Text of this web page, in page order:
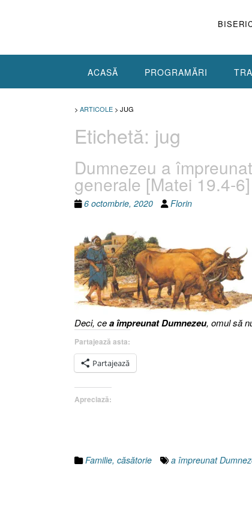
ACASĂ PROGRAMĂRI
> ARTICOLE > JUG
Etichetă: jug
Dumnezeu a
generale [Matei 19.4-6]
6 octombrie, 2020 Florin
Deci, cea împreunat Dumnezeu, omul să
Partajează asta:
Partajează
Apreciază:
Familie, căsătorie a împreunat